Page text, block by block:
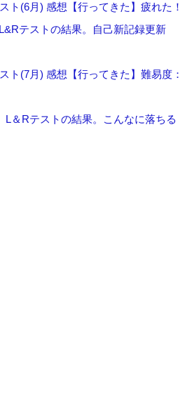
ト(6月) 感想【行ってきた】疲れた！
テストの結果。自己新記録更新
ト(7月) 感想【行ってきた】難易度：
L＆Rテストの結果。こんなに落ちる